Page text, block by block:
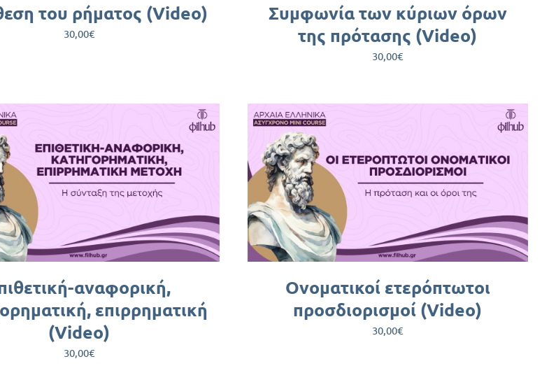
του ρήματος (Video)
30,00€
Συμφωνία των κύριων όρων
της πρότασης (Video)
30,00€
αναφορική,
επιρρηματική
(Video)
30,00€
ΠΡΟΣΘΉΚΗ ΣΤΟ ΚΑΛΆΘΙ / ΛΕΠΤΟΜΈΡΕΙΕΣ
Ονοματικοί ετερόπτωτοι
προσδιορισμοί (Video)
30,00€